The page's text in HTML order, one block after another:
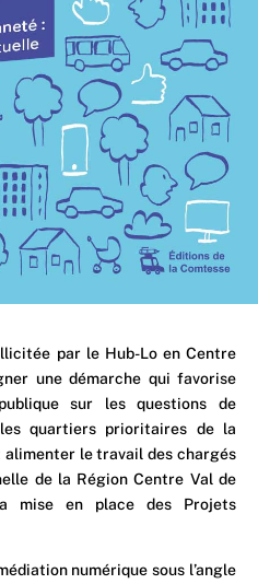
par le Hub-Lo en Centre
une démarche qui favorise
sur les questions de
quartiers prioritaires de la
le travail des chargés
de la Région Centre Val de
mise en place des Projets
numérique sous l’angle